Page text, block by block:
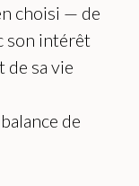
choisi — de
son intérêt
sa vie
de